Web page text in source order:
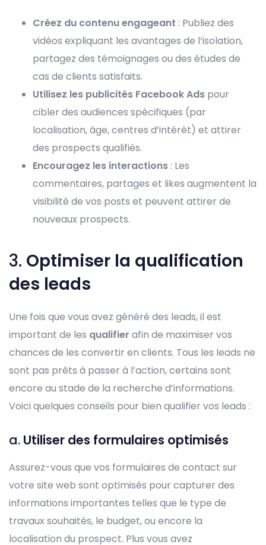
Créez du contenu engageant : Publiez des
vidéos expliquant les avantages de l’isolation,
partagez des témoignages ou des études de
cas de clients satisfaits.
Utilisez les publicités Facebook Ads pour
cibler des audiences spécifiques (par
localisation, âge, centres d’intérêt) et attirer
des prospects qualifiés.
Encouragez les interactions : Les
commentaires, partages et likes augmentent la
visibilité de vos posts et peuvent attirer de
nouveaux prospects.
3. Optimiser la qualification
des leads
Une fois que vous avez généré des leads, il est
important de les qualifier afin de maximiser vos
chances de les convertir en clients. Tous les leads ne
sont pas prêts à passer à l’action, certains sont
encore au stade de la recherche d’informations.
Voici quelques conseils pour bien qualifier vos leads :
a. Utiliser des formulaires optimisés
Assurez-vous que vos formulaires de contact sur
votre site web sont optimisés pour capturer des
informations importantes telles que le type de
travaux souhaités, le budget, ou encore la
localisation du prospect. Plus vous avez